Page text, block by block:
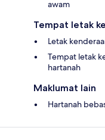
awam
Tempat letak
Letak
Tempat letak
hartanah
Maklumat lain
Hartanah